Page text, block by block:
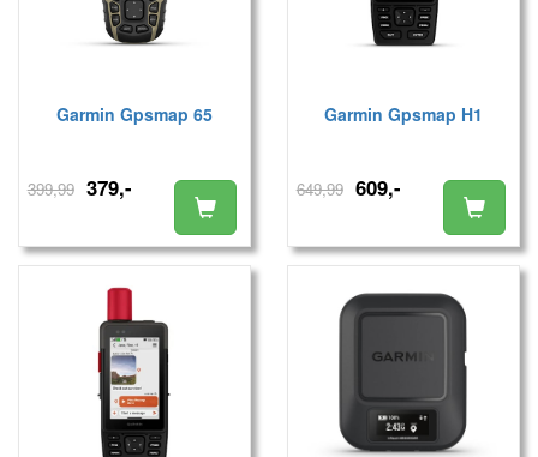
Garmin Gpsmap 65
399,99 379,-
Garmin Gpsmap H1
649,99 609,-